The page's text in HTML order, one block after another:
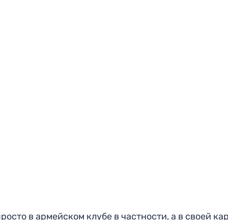
в армейском клубе в частности, а в своей